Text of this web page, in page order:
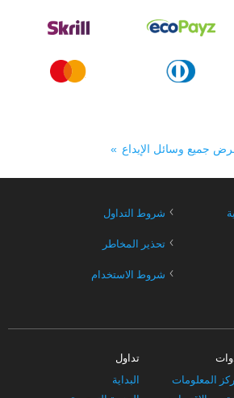
جميع وسائل الإيداع
› شروط التداول
› تحذير المخاطر
› شروط الاستخدام
المعلومات
تداول
البداية